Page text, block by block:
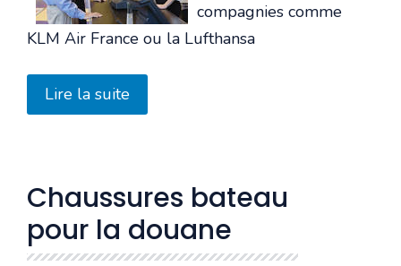
compagnies comme
KLM Air France ou la Lufthansa
Lire la suite
Chaussures bateau
pour la douane